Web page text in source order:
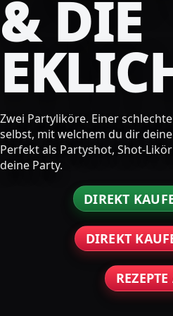
& DIE
Zwei Partyliköre. Einer
selbst, mit welchem du dir
Perfekt als Partyshot, Shot-
deine Party.
DIREKT
DIREKT